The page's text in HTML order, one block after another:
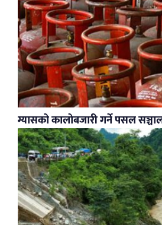
ग्यासको कालोबजारी गर्ने पसल